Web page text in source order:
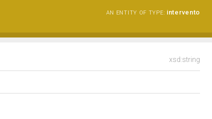
AN ENTITY OF TYPE: intervento
xsd:string